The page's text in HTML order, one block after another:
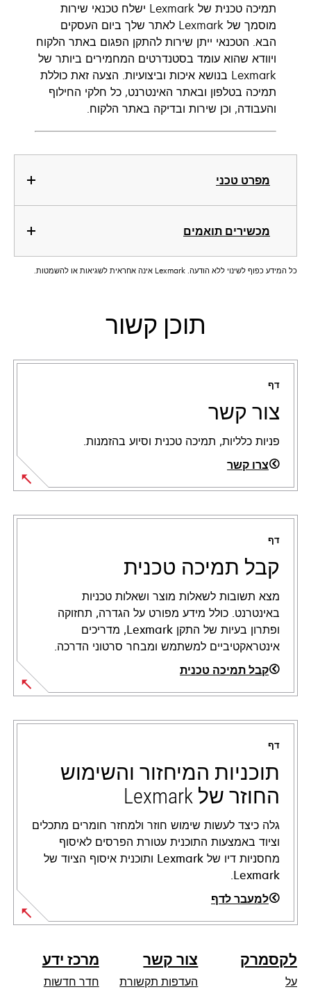
מפרט טכני
מכשירים תואמים
תמיכה טכנית של Lexmark ישלח טכנאי שירות
מוסמך של Lexmark לאתר שלך ביום העסקים
הבא. הטכנאי ייתן שירות להתקן הפגום באתר הלקוח
ויוודא שהוא עומד בסטנדרטים המחמירים ביותר של
Lexmark בנושא איכות וביצועיות. הצעה זאת כוללת
תמיכה בטלפון ובאתר האינטרנט, כל חלקי החילוף
והעבודה, וכן שירות ובדיקה באתר הלקוח.
כל המידע כפוף לשינוי ללא הודעה. Lexmark אינה אחראית לשגיאות או להשמטות.
תוכן קשור
דף
צור קשר
פניות כלליות, תמיכה טכנית וסיוע בהזמנות.
צרו קשר
דף
קבל תמיכה טכנית
מצא תשובות לשאלות מוצר ושאלות טכניות
באינטרנט. כולל מידע מפורט על הגדרה, תחזוקה
ופתרון בעיות של התקן Lexmark, מדריכים
אינטראקטיביים למשתמש ומבחר סרטוני הדרכה.
קבל תמיכה טכנית
opens
in
new
tab
דף
תוכניות המיחזור והשימוש
החוזר של Lexmark
גלה כיצד לעשות שימוש חוזר ולמחזר חומרים מתכלים
וציוד באמצעות התוכנית עטורת הפרסים לאיסוף
מחסניות דיו של Lexmark ותוכנית איסוף הציוד של
Lexmark.
למעבר לדף
לקסמרק
על
צור קשר
העדפות תקשורת
מרכז ידע
חדר חדשות